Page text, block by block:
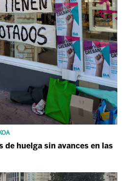
de huelga sin avances en las